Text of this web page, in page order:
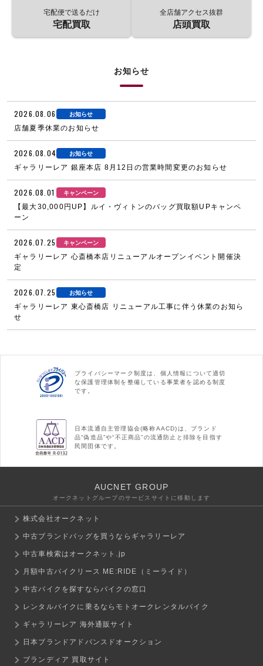
宅配便で送るだけ
宅配買取
全店舗アクセス抜群
店頭買取
お知らせ
2026.08.06 お知らせ
店舗夏季休業のお知らせ
2026.08.04 お知らせ
ギャラリーレア 銀座本店 8月12日の営業時間変更のお知らせ
2026.08.01 キャンペーン
【最大30,000円UP】ルイ・ヴィトンのバッグ買取額UPキャンペ
ーン
2026.07.25 キャンペーン
ギャラリーレア 心斎橋本店リニューアルオープンイベント開催決
定
2026.07.25 お知らせ
ギャラリーレア 東心斎橋店 リニューアル工事に伴う休業のお知ら
せ
プライバシーマーク制度は、個人情報について適切
な保護管理体制を整備している事業者を認める制度
です。
日本流通自主管理協会(略称AACD)は、ブランド
品“偽造品”や“不正商品”の流通防止と排除を目指す
民間団体です。
AUCNET GROUP
オークネットグループのサービスサイトに移動します
株式会社オークネット
中古ブランドバッグを買うならギャラリーレア
中古車検索はオークネット.jp
月額中古バイクリース ME:RIDE（ミーライド）
中古バイクを探すならバイクの窓口
レンタルバイクに乗るならモトオークレンタルバイク
ギャラリーレア 海外通販サイト
日本ブランドアドバンスドオークション
ブランディア 買取サイト